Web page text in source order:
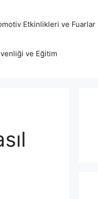
Etkinlikleri ve Fuarlar
ve Eğitim